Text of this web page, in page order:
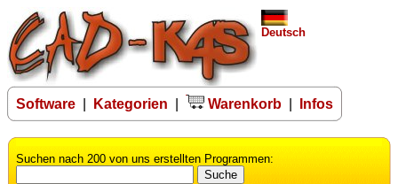
Deutsch
Software Kategorien Warenkorb| Infos
Suchen nach 200 von uns erstellten Programmen: